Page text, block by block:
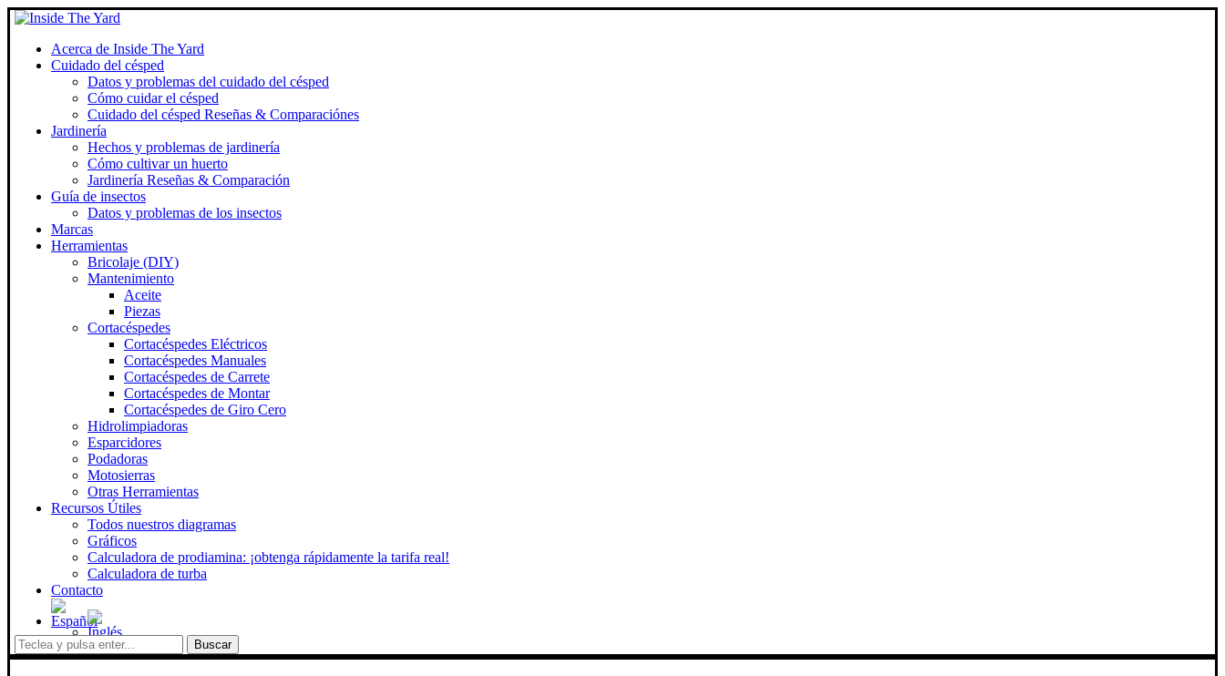
Acerca de Inside The Yard
Cuidado del césped
Datos y problemas del cuidado del césped
Cómo cuidar el césped
Cuidado del césped Reseñas & Comparaciónes
Jardinería
Hechos y problemas de jardinería
Cómo cultivar un huerto
Jardinería Reseñas & Comparación
Guía de insectos
Datos y problemas de los insectos
Marcas
Herramientas
Bricolaje (DIY)
Mantenimiento
Aceite
Piezas
Cortacéspedes
Cortacéspedes Eléctricos
Cortacéspedes Manuales
Cortacéspedes de Carrete
Cortacéspedes de Montar
Cortacéspedes de Giro Cero
Hidrolimpiadoras
Esparcidores
Podadoras
Motosierras
Otras Herramientas
Recursos Útiles
Todos nuestros diagramas
Gráficos
Calculadora de prodiamina: ¡obtenga rápidamente la tarifa real!
Calculadora de turba
Contacto
Buscar